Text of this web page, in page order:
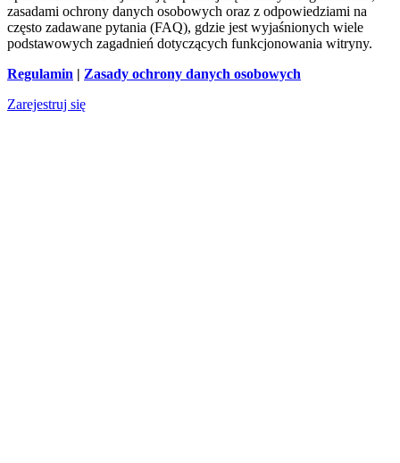
zasadami ochrony danych osobowych oraz z odpowiedziami na
często zadawane pytania (FAQ), gdzie jest wyjaśnionych wiele
podstawowych zagadnień dotyczących funkcjonowania witryny.
Regulamin | Zasady ochrony danych osobowych
Zarejestruj się